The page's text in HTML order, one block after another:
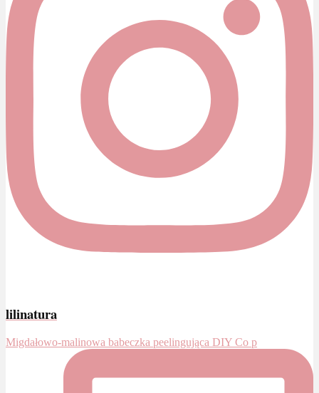
lilinatura
Migdałowo-malinowa babeczka peelingująca DIY Co p